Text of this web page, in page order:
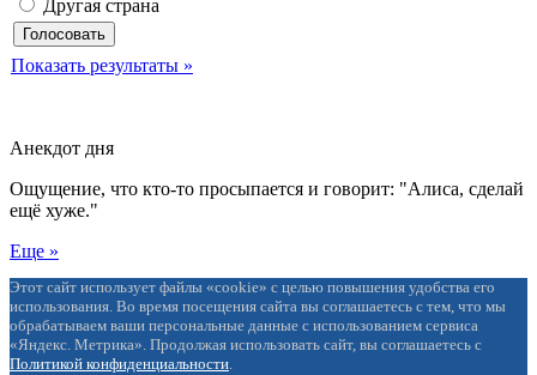
Другая страна
Показать результаты »
Анекдот дня
Ощущение, что кто-то просыпается и говорит: "Алиса, сделай
ещё хуже."
Еще »
Этот сайт использует файлы «cookie» с целью повышения удобства его
использования. Во время посещения сайта вы соглашаетесь с тем, что мы
обрабатываем ваши персональные данные с использованием сервиса
«Яндекс. Метрика». Продолжая использовать сайт, вы соглашаетесь с
Политикой конфиденциальности.